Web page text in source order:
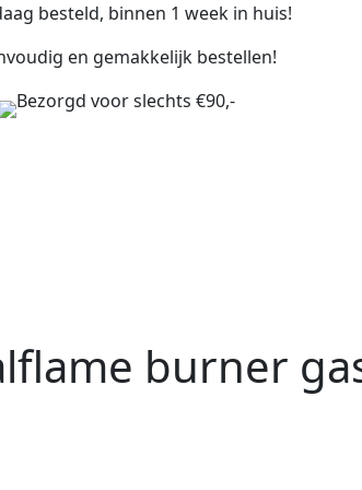
besteld, binnen 1 week in huis!
en gemakkelijk bestellen!
Bezorgd voor slechts €90,-
burner